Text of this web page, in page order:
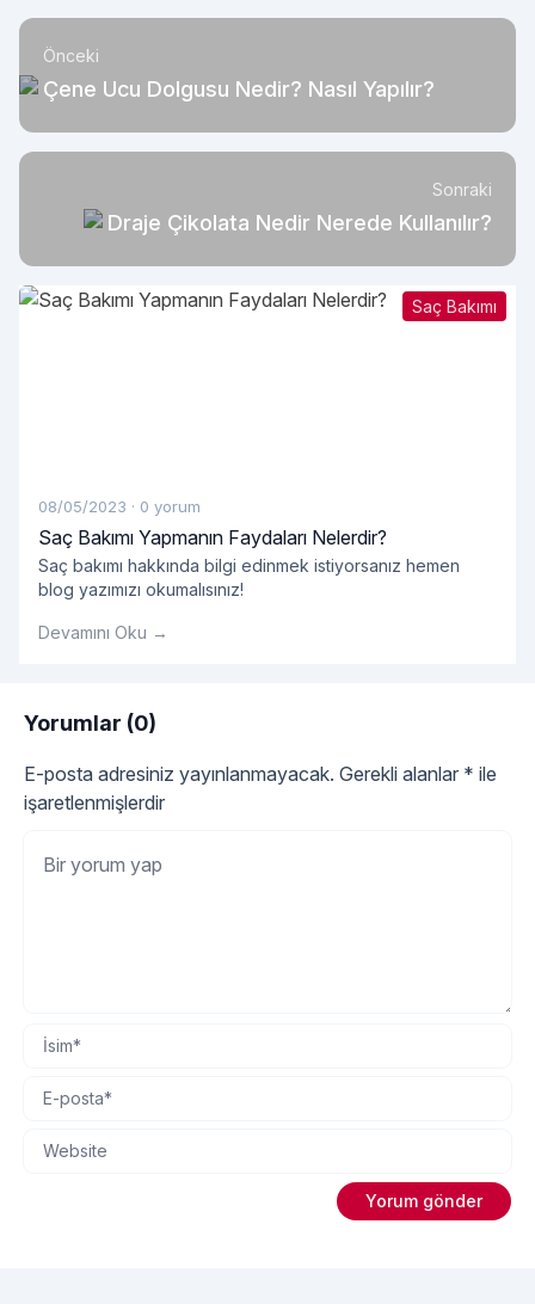
Önceki
Çene Ucu Dolgusu Nedir? Nasıl Yapılır?
Sonraki
Draje Çikolata Nedir Nerede Kullanılır?
Saç Bakımı
08/05/2023 · 0 yorum
Saç Bakımı Yapmanın Faydaları Nelerdir?
Saç bakımı hakkında bilgi edinmek istiyorsanız hemen
blog yazımızı okumalısınız!
Devamını Oku →
Yorumlar (0)
E-posta adresiniz yayınlanmayacak. Gerekli alanlar * ile
işaretlenmişlerdir